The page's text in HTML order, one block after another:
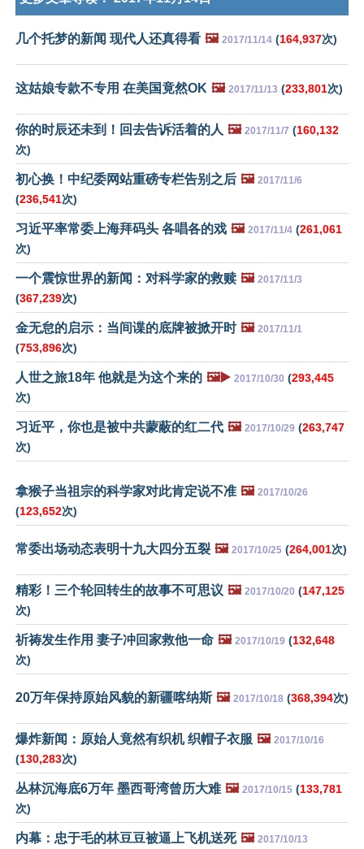
几个托梦的新闻 现代人还真得看 🖼️ 2017/11/14 (164,937次)
这姑娘专款不专用 在美国竟然OK 🖼️ 2017/11/13 (233,801次)
你的时辰还未到！回去告诉活着的人 🖼️ 2017/11/7 (160,132
次)
初心换！中纪委网站重磅专栏告别之后 🖼️ 2017/11/6
(236,541次)
习近平率常委上海拜码头 各唱各的戏 🖼️ 2017/11/4 (261,061
次)
一个震惊世界的新闻：对科学家的救赎 🖼️ 2017/11/3
(367,239次)
金无怠的启示：当间谍的底牌被掀开时 🖼️ 2017/11/1
(753,896次)
人世之旅18年 他就是为这个来的 🖼️▶️ 2017/10/30 (293,445
次)
习近平，你也是被中共蒙蔽的红二代 🖼️ 2017/10/29 (263,747
次)
拿猴子当祖宗的科学家对此肯定说不准 🖼️ 2017/10/26
(123,652次)
常委出场动态表明十九大四分五裂 🖼️ 2017/10/25 (264,001次)
精彩！三个轮回转生的故事不可思议 🖼️ 2017/10/20 (147,125
次)
祈祷发生作用 妻子冲回家救他一命 🖼️ 2017/10/19 (132,648
次)
20万年保持原始风貌的新疆喀纳斯 🖼️ 2017/10/18 (368,394次)
爆炸新闻：原始人竟然有织机 织帽子衣服 🖼️ 2017/10/16
(130,283次)
丛林沉海底6万年 墨西哥湾曾历大难 🖼️ 2017/10/15 (133,781
次)
内幕：忠于毛的林豆豆被逼上飞机送死 🖼️ 2017/10/13